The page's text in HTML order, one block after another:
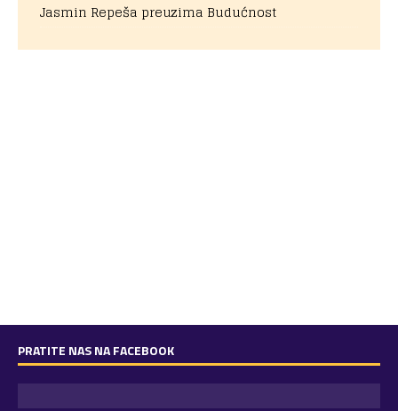
Jasmin Repeša preuzima Budućnost
PRATITE NAS NA FACEBOOK